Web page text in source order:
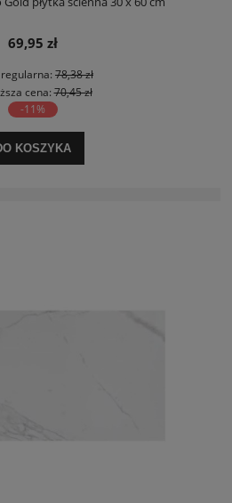
69,95 zł
78,38 zł
cena:70,45 zł
-11%
KOSZYKA